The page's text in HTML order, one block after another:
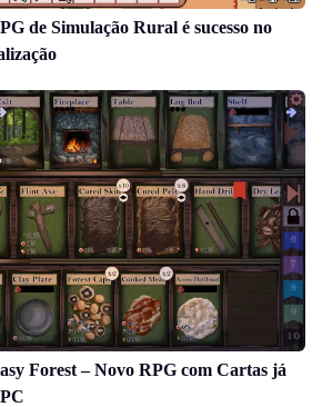
de Simulação Rural é sucesso no
Forest – Novo RPG com Cartas já